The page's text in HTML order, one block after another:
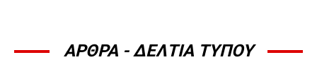
ΑΡΘΡΑ - ΔΕΛΤΙΑ ΤΥΠΟΥ
ΆΡΘΡΑ - ΔΕΛΤΊΑ ΤΎΠΟΥ